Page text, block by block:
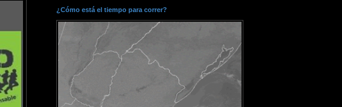
¿Cómo está el tiempo para correr?